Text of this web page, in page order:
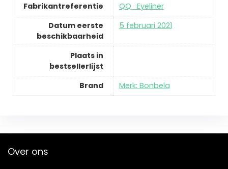
Fabrikantreferentie
QQ_Eyeliner
Datum eerste
beschikbaarheid
5 februari 2021
Plaats in
bestsellerlijst
Brand
Merk: Bonbela
Over ons